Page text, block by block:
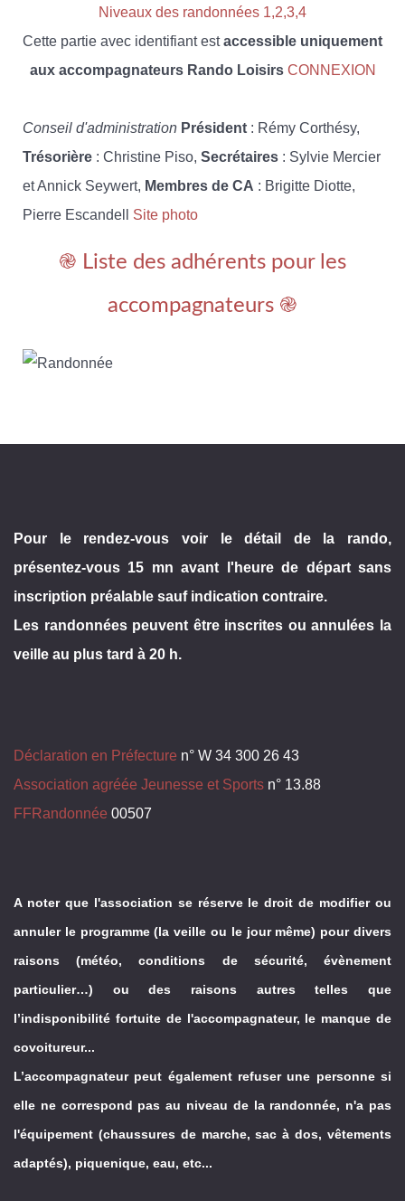
Niveaux des randonnées 1,2,3,4
Cette partie avec identifiant estaccessible uniquement
aux accompagnateurs Rando Loisirs CONNEXION
Conseil d'administration Président : Rémy Corthésy,
Trésorière : Christine Piso, Secrétaires : Sylvie Mercier
et Annick Seywert, Membres de CA : Brigitte Diotte,
Pierre Escandell Site photo
֎ Liste des adhérents pour les
accompagnateurs ֎
Pour le rendez-vous voir le détail de la rando,
présentez-vous 15 mn avant l'heure de départ sans
inscription préalable sauf indication contraire.
Les randonnées peuvent être inscrites ou annulées la
veille au plus tard à 20 h.
Déclaration en Préfecture n° W 34 300 26 43
Association agréée Jeunesse et Sports n° 13.88
FFRandonnée 00507
A noter que l'association se réserve le droit de modifier ou
annuler le programme (la veille ou le jour même) pour divers
raisons (météo, conditions de sécurité, évènement
particulier…) ou des raisons autres telles que
l’indisponibilité fortuite de l'accompagnateur, le manque de
covoitureur...
L’accompagnateur peut également refuser une personne si
elle ne correspond pas au niveau de la randonnée, n'a pas
l'équipement (chaussures de marche, sac à dos, vêtements
adaptés), piquenique, eau, etc...